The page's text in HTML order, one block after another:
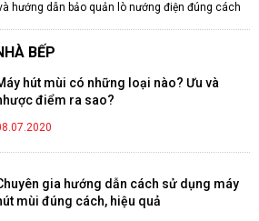
hướng dẫn bảo quản lò nướng điện đúng cách
BẾP
hút mùi có những loại nào? Ưu và
điểm ra sao?
gia hướng dẫn cách sử dụng máy
mùi đúng cách, hiệu quả